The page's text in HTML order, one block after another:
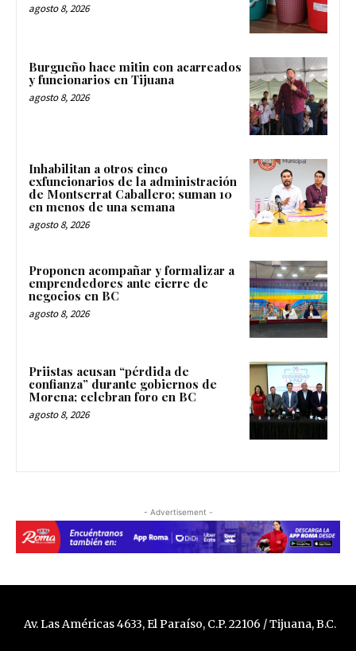
agosto 8, 2026
Burgueño hace mitin con acarreados
y funcionarios en Tijuana
agosto 8, 2026
Inhabilitan a otros cinco
exfuncionarios de la administración
de Montserrat Caballero; suman 10
en menos de una semana
agosto 8, 2026
Proponen acompañar y formalizar a
emprendedores ante cierre de
negocios en BC
agosto 8, 2026
Priistas acusan “pérdida de
confianza” durante gobiernos de
Morena; celebran foro en BC
agosto 8, 2026
- Advertisement -
Av. Las Américas 4633, El Paraíso, C.P. 22106 / Tijuana, B.C.